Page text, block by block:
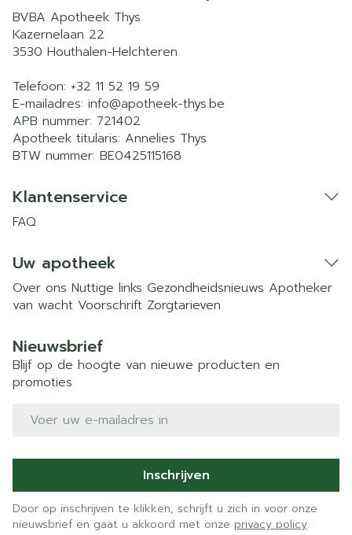
BVBA Apotheek Thys
Kazernelaan 22
3530 Houthalen-Helchteren
Telefoon: +32 11 52 19 59
E-mailadres: info@apotheek-thys.be
APB nummer: 721402
Apotheek titularis: Annelies Thys
BTW nummer: BE0425115168
Klantenservice
FAQ
Uw apotheek
Over ons Nuttige links Gezondheidsnieuws Apotheker
van wacht Voorschrift Zorgtarieven
Nieuwsbrief
Blijf op de hoogte van nieuwe producten en
promoties
E-mail adres
Inschrijven
Door op inschrijven te klikken, schrijft u zich in voor onze
nieuwsbrief en gaat u akkoord met onze privacy policy.